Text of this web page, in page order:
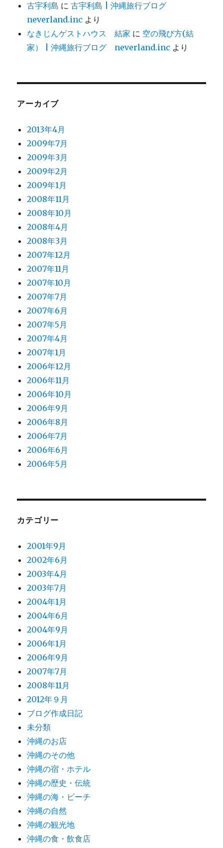
古宇利島 に古宇利島 | 沖縄旅行ブログ
neverland.inc より
なきじんゲストハウス 結家 に 空の飛び方(結
家） | 沖縄旅行ブログ neverland.inc より
アーカイブ
2013年4月
2009年7月
2009年3月
2009年2月
2009年1月
2008年11月
2008年10月
2008年4月
2008年3月
2007年12月
2007年11月
2007年10月
2007年7月
2007年6月
2007年5月
2007年4月
2007年1月
2006年12月
2006年11月
2006年10月
2006年9月
2006年8月
2006年7月
2006年6月
2006年5月
カテゴリー
2001年9月
2002年6月
2003年4月
2003年7月
2004年1月
2004年6月
2004年9月
2006年1月
2006年9月
2007年7月
2008年11月
2012年９月
ブログ作成日記
未分類
沖縄のお店
沖縄のその他
沖縄の宿・ホテル
沖縄の歴史・伝統
沖縄の海・ビーチ
沖縄の自然
沖縄の観光地
沖縄の食・飲食店